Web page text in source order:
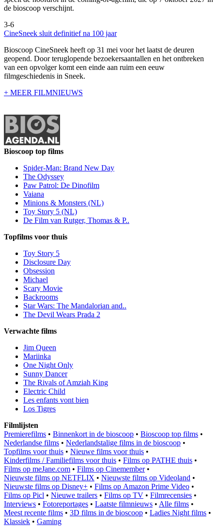
de bioscoop verschijnt.
3-6
CineSneek sluit definitief na 100 jaar
Bioscoop CineSneek heeft op 31 mei voor het laatst de deuren
geopend. Door teruglopende bezoekersaantallen en het ontbreken
van een opvolger komt een einde aan ruim een eeuw
filmgeschiedenis in Sneek.
+ MEER FILMNIEUWS
Bioscoop top films
Spider-Man: Brand New Day
The Odyssey
Paw Patrol: De Dinofilm
Vaiana
Minions & Monsters (NL)
Toy Story 5 (NL)
De Film van Rutger, Thomas & P..
Topfilms voor thuis
Toy Story 5
Disclosure Day
Obsession
Michael
Scary Movie
Backrooms
Star Wars: The Mandalorian and..
The Devil Wears Prada 2
Verwachte films
Jim Queen
Mariinka
One Night Only
Sunny Dancer
The Rivals of Amziah King
Electric Child
Les enfants vont bien
Los Tigres
Filmlijsten
Premierefilms • Binnenkort in de bioscoop • Bioscoop top films •
Nederlandse films • Nederlandstalige films in de bioscoop •
Topfilms voor thuis • Nieuwe films voor thuis •
Kinderfilms / Familiefilms voor thuis • Films op PATHE thuis •
Films op meJane.com • Films op Cinemember•
Nieuwste films op NETFLIX • Nieuwste films op Videoland •
Nieuwste films op Disney+ • Films op Amazon Prime Video •
Films op Picl • Nieuwe trailers • Films op TV • Filmrecensies •
Interviews • Fotoreportages • Laatste filmnieuws • Alle films •
Meest recente films • 3D films in de bioscoop • Ladies Night films •
Klassiek • Gaming